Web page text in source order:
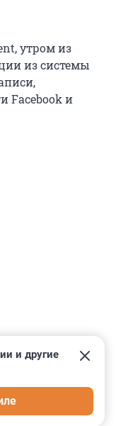
утром из
из системы
Facebook и
и другие